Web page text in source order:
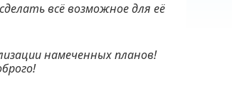
всё возможное для её
намеченных планов!